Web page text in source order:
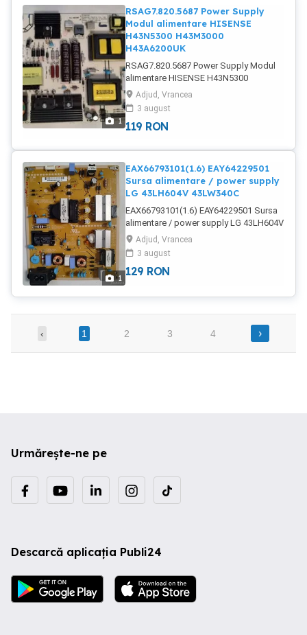
1
RSAG7.820.5687 Power Supply
Modul alimentare HISENSE
H43N5300 H43M3000
H43A6200UK
RSAG7.820.5687 Power Supply Modul
alimentare HISENSE H43N5300
H43M3000 H43A6200 Testat, functional
100%. Livrare oriunde in tara ! Alte placi
disponibile in stoc ! Module infrarosu si
bluetooth disponibile pentru LG,
disponibile si NEpostate.
Adjud, Vrancea
3 august
119 RON
1
EAX66793101(1.6) EAY64229501
Sursa alimentare / power supply
LG 43LH604V 43LW340C
EAX66793101(1.6) EAY64229501 Sursa
alimentare / power supply LG 43LH604V
43LW340C Testat, functional 100%.
Livrare oriunde in tara ! Alte placi
disponibile in stoc ! Module t-con,
infrarosu si bluetooth disponibile pentru
etc. disponibile si NEpostate.
Adjud, Vrancea
3 august
129 RON
‹ 1 2 3 4 ›
Urmărește-ne pe
Descarcă aplicația Publi24